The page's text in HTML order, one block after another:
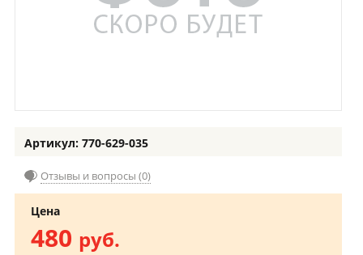
Артикул: 770-629-035
Отзывы и вопросы (0)
Цена
480 руб.